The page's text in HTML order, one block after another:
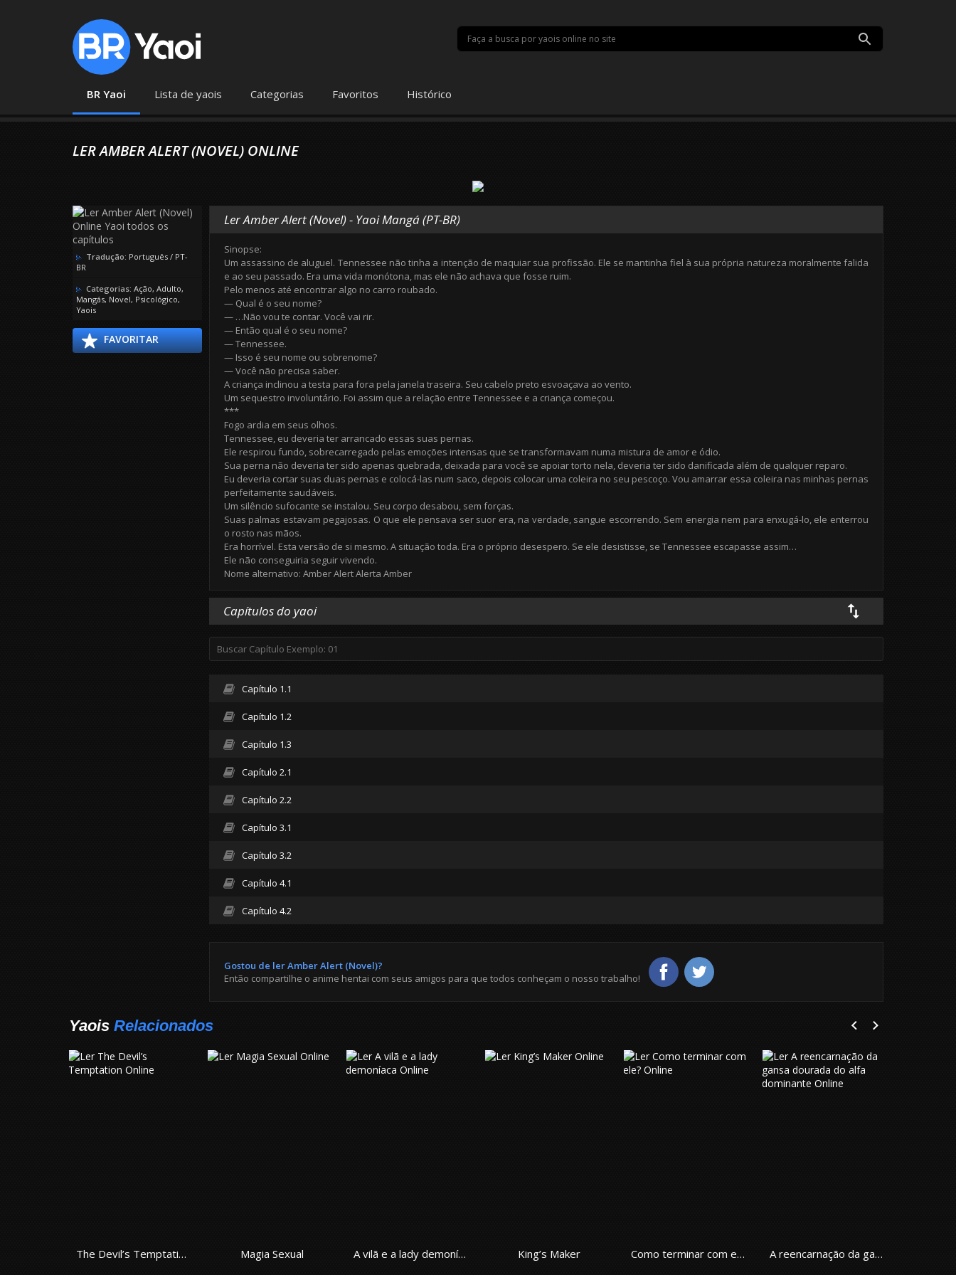
BR Yaoi Lista de yaois Categorias Favoritos Histórico
LER AMBER ALERT (NOVEL) ONLINE
Tradução: Português / PT-
BR
Categorias: Ação, Adulto,
Mangás, Novel, Psicológico,
Yaois
FAVORITAR
Ler Amber Alert (Novel) - Yaoi Mangá (PT-BR)
Sinopse:
Um assassino de aluguel. Tennessee não tinha a intenção de maquiar sua profissão. Ele se mantinha fiel à sua própria natureza moralmente falida
e ao seu passado. Era uma vida monótona, mas ele não achava que fosse ruim.
Pelo menos até encontrar algo no carro roubado.
— Qual é o seu nome?
— …Não vou te contar. Você vai rir.
— Então qual é o seu nome?
— Tennessee.
— Isso é seu nome ou sobrenome?
— Você não precisa saber.
A criança inclinou a testa para fora pela janela traseira. Seu cabelo preto esvoaçava ao vento.
Um sequestro involuntário. Foi assim que a relação entre Tennessee e a criança começou.
***
Fogo ardia em seus olhos.
Tennessee, eu deveria ter arrancado essas suas pernas.
Ele respirou fundo, sobrecarregado pelas emoções intensas que se transformavam numa mistura de amor e ódio.
Sua perna não deveria ter sido apenas quebrada, deixada para você se apoiar torto nela, deveria ter sido danificada além de qualquer reparo.
Eu deveria cortar suas duas pernas e colocá-las num saco, depois colocar uma coleira no seu pescoço. Vou amarrar essa coleira nas minhas pernas
perfeitamente saudáveis.
Um silêncio sufocante se instalou. Seu corpo desabou, sem forças.
Suas palmas estavam pegajosas. O que ele pensava ser suor era, na verdade, sangue escorrendo. Sem energia nem para enxugá-lo, ele enterrou
o rosto nas mãos.
Era horrível. Esta versão de si mesmo. A situação toda. Era o próprio desespero. Se ele desistisse, se Tennessee escapasse assim…
Ele não conseguiria seguir vivendo.
Nome alternativo: Amber Alert Alerta Amber
Capítulos do yaoi
Capítulo 1.1
Capítulo 1.2
Capítulo 1.3
Capítulo 2.1
Capítulo 2.2
Capítulo 3.1
Capítulo 3.2
Capítulo 4.1
Capítulo 4.2
Gostou de ler Amber Alert (Novel)?
Então compartilhe o anime hentai com seus amigos para que todos conheçam o nosso trabalho!
Yaois Relacionados
The Devil’s Temptation Magia Sexual A vilã e a lady demoníaca King’s Maker Como terminar com ele? A reencarnação da gansa dourada do alfa dominante